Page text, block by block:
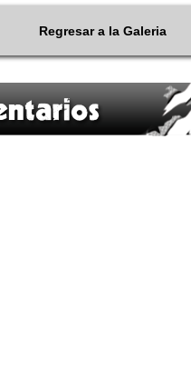
Regresar a la Galeria